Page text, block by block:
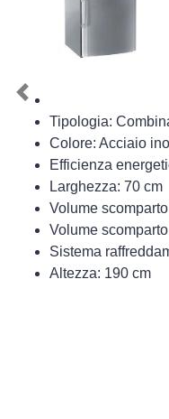
Tipologia:
Colore: Acciaio
Efficienza
Larghezza: 70 cm
Volume
Volume
Sistema
Altezza: 190 cm
Previous